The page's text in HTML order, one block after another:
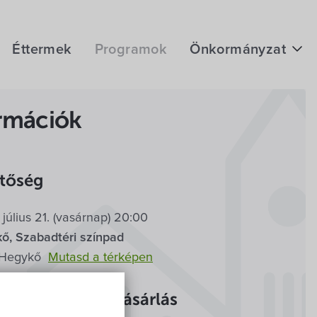
Éttermek Programok Önkormányzat
Választási információk
Közoktatási Intézmények
Szabadtéri
21. (vasárnap) 20:00
Szabadtéri színpad
Mutasd a térképen
és jegyvásárlás